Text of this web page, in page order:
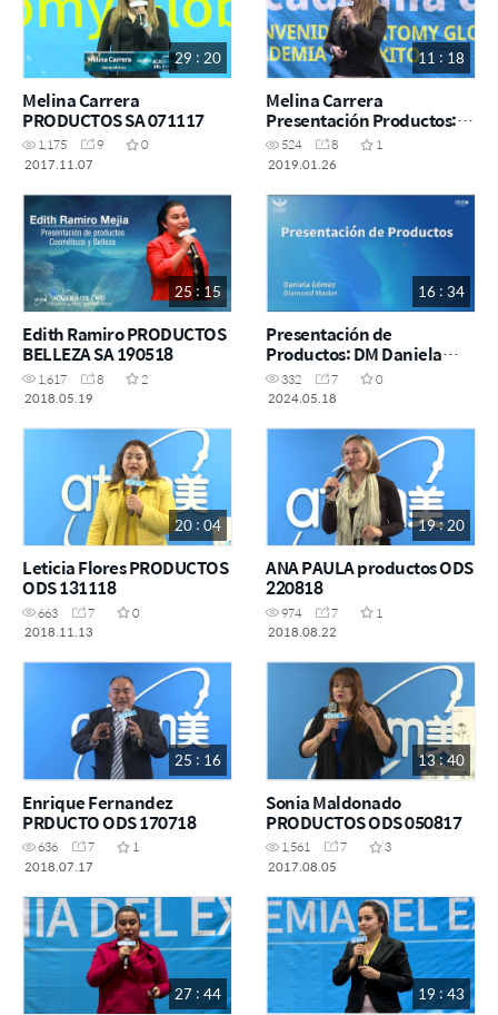
29 : 20
Melina Carrera
PRODUCTOS SA 071117
1,175 9
0
2017.11.07
11 : 18
Melina Carrera
Presentación Productos:
SA 26 Enero 2019
524 8
1
2019.01.26
25 : 15
Edith Ramiro PRODUCTOS
BELLEZA SA 190518
1,617 8
2
2018.05.19
16 : 34
Presentación de
Productos: DM Daniela
Gómez
332 7
0
2024.05.18
20 : 04
Leticia Flores PRODUCTOS
ODS 131118
663 7
0
2018.11.13
19 : 20
ANA PAULA productos ODS
220818
974 7
1
2018.08.22
25 : 16
Enrique Fernandez
PRDUCTO ODS 170718
636 7
1
2018.07.17
13 : 40
Sonia Maldonado
PRODUCTOS ODS 050817
1,561 7
3
2017.08.05
27 : 44 19 : 43